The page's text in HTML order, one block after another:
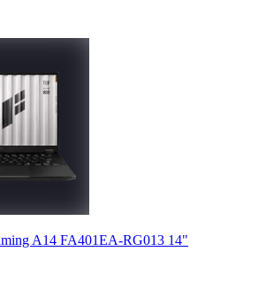
A14 FA401EA-RG013 14"